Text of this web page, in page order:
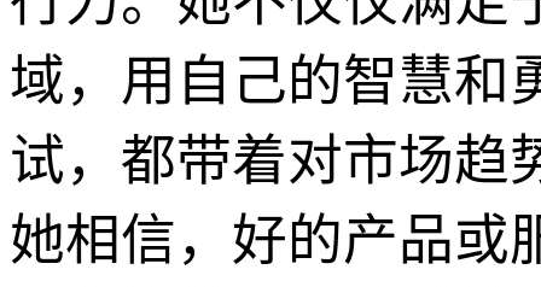
域，用自己的智慧和
试，都带着对市场趋
她相信，好的产品或